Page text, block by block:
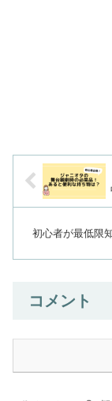
初心者が最低限
コメント